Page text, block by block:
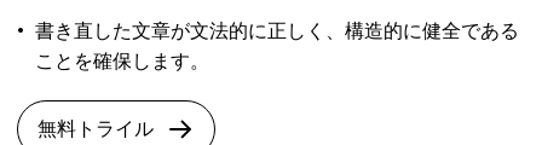
書き直した文章が文法的に正しく、構造的に健全である
ことを確保します。
無料トライル